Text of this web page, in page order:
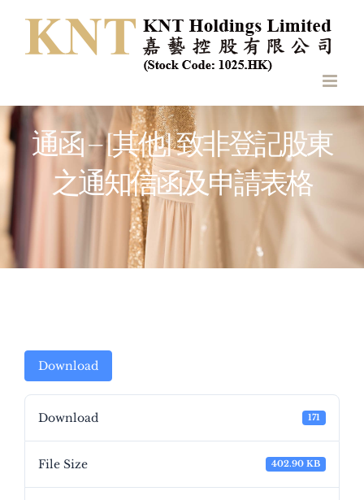
通函 – [其他] 致非登記股東
之通知信函及申請表格
Download
Download 171
File Size 402.90 KB